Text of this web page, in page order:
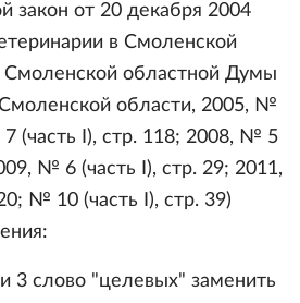
закон от 20 декабря 2004
в Смоленской
Смоленской областной Думы
области, 2005, №
(часть I), стр. 118; 2008, № 5
№ 6 (часть I), стр. 29; 2011,
№ 10 (часть I), стр. 39)
3 слово "целевых" заменить